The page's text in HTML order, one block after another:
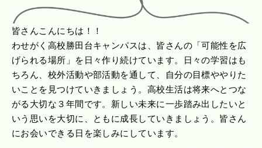
皆さんこんにちは！！
わせがく高校勝田台キャンパスは、皆さんの「可能性を広
げられる場所」を日々作り続けています。日々の学習はも
ちろん、校外活動や部活動を通して、自分の目標ややりた
いことを見つけていきましょう。高校生活は将来へとつな
がる大切な３年間です。新しい未来に一歩踏み出したいと
いう思いを大切に、ともに成長していきましょう。皆さん
にお会いできる日を楽しみにしています。